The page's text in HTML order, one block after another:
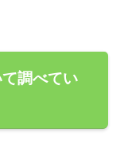
調べてい